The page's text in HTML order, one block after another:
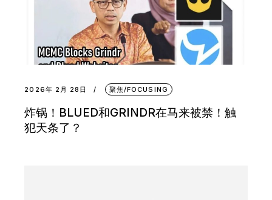
2026年 2月 28日 聚焦/FOCUSING
炸锅！BLUED和GRINDR在马来被禁！触
犯天条了？